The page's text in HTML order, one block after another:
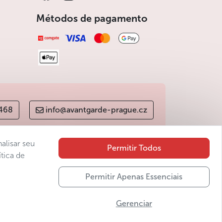
Métodos de pagamento
info@avantgarde-prague.cz
seu
de
Permitir Todos
Permitir Apenas Essenciais
Gerenciar